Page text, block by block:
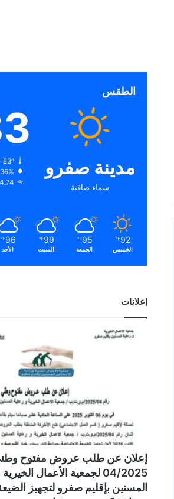
الطقس
مدينة صفرو
سماء صافية
92º - 83º
36%
4.74 ميل/ساعة
92
℉
الخميس
95
℉
الجمعة
99
℉
السبت
96
℉
الأحد
إعلانات
إعلان عن طلب عروض مفتوح
04/2025 لجمعية الأعمال
المسنين بإقليم صفرو لتجهيز